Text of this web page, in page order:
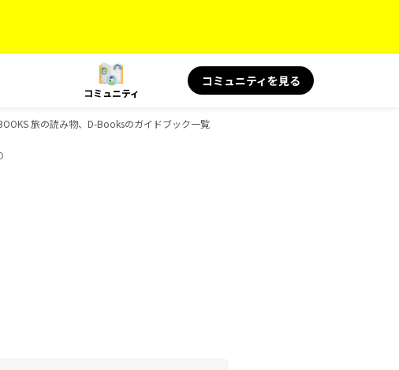
コミュニティ
コミュニティを見る
旅の読み物、D-Booksのガイドブック一覧